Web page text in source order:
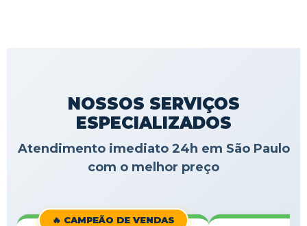
NOSSOS SERVIÇOS
ESPECIALIZADOS
Atendimento imediato 24h em São Paulo
com o melhor preço
🔥 CAMPEÃO DE VENDAS